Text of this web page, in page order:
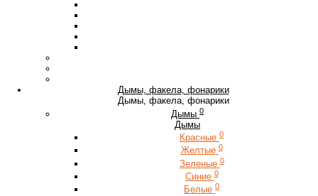
Дымы, факела, фонарики
Дымы, факела, фонарики
Дымы 0
Дымы
Красные 0
Желтые 0
Зеленые 0
Синие 0
Белые 0